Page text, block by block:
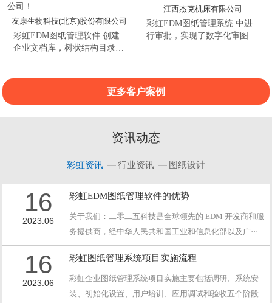
子签章，实现自动签名，逐步
推进文档资料电子化审批。实
用的收发管理，建立无纸化图
文档流转体系，为智航真正实
现无纸化绿色办公奠定坚实的
理，记录图文档的整个演变过
程信息..
友康生物科技(北京)股份有限公司
彩虹EDM图纸管理软件 创建
企业文档库，树状结构目录，
统内的历史文件随时查阅，可
江西杰克机床有限公司
彩虹EDM图纸管理系统​ 中进
行审批，实现了数字化审图，
无纸化流转，也保证了数据的
准确唯一。可以在移动设备上
信息孤岛...
更多客户案例
资讯动态
彩虹资讯 行业资讯 图纸设计
16
2023.06
彩虹EDM图纸管理软件的优势
关于我们：二零二五科技是全球领先的 EDM 开发商和服
务提供商，经中华人民共和国工业和信息化部以及广···
16
2023.06
彩虹图纸管理系统项目实施流程
彩虹企业图纸管理系统项目实施主要包括调研、系统安
装、初始化设置、用户培训、应用调试和验收五个阶段；